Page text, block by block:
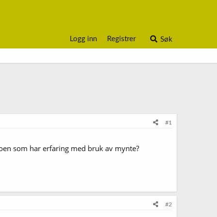
Logg inn Registrer Søk
#1
som har erfaring med bruk av mynte?
#2